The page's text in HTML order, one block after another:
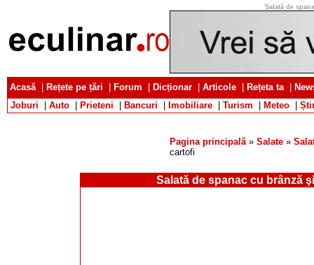
Salată de
Acasă| Rețete pe țări Forum Dicționar Articole Rețeta ta|
Joburi
Auto Prieteni Bancuri Imobiliare Turism Meteo
Pagina principală» Salate »
cartofi
Salată de spanac cu brânză